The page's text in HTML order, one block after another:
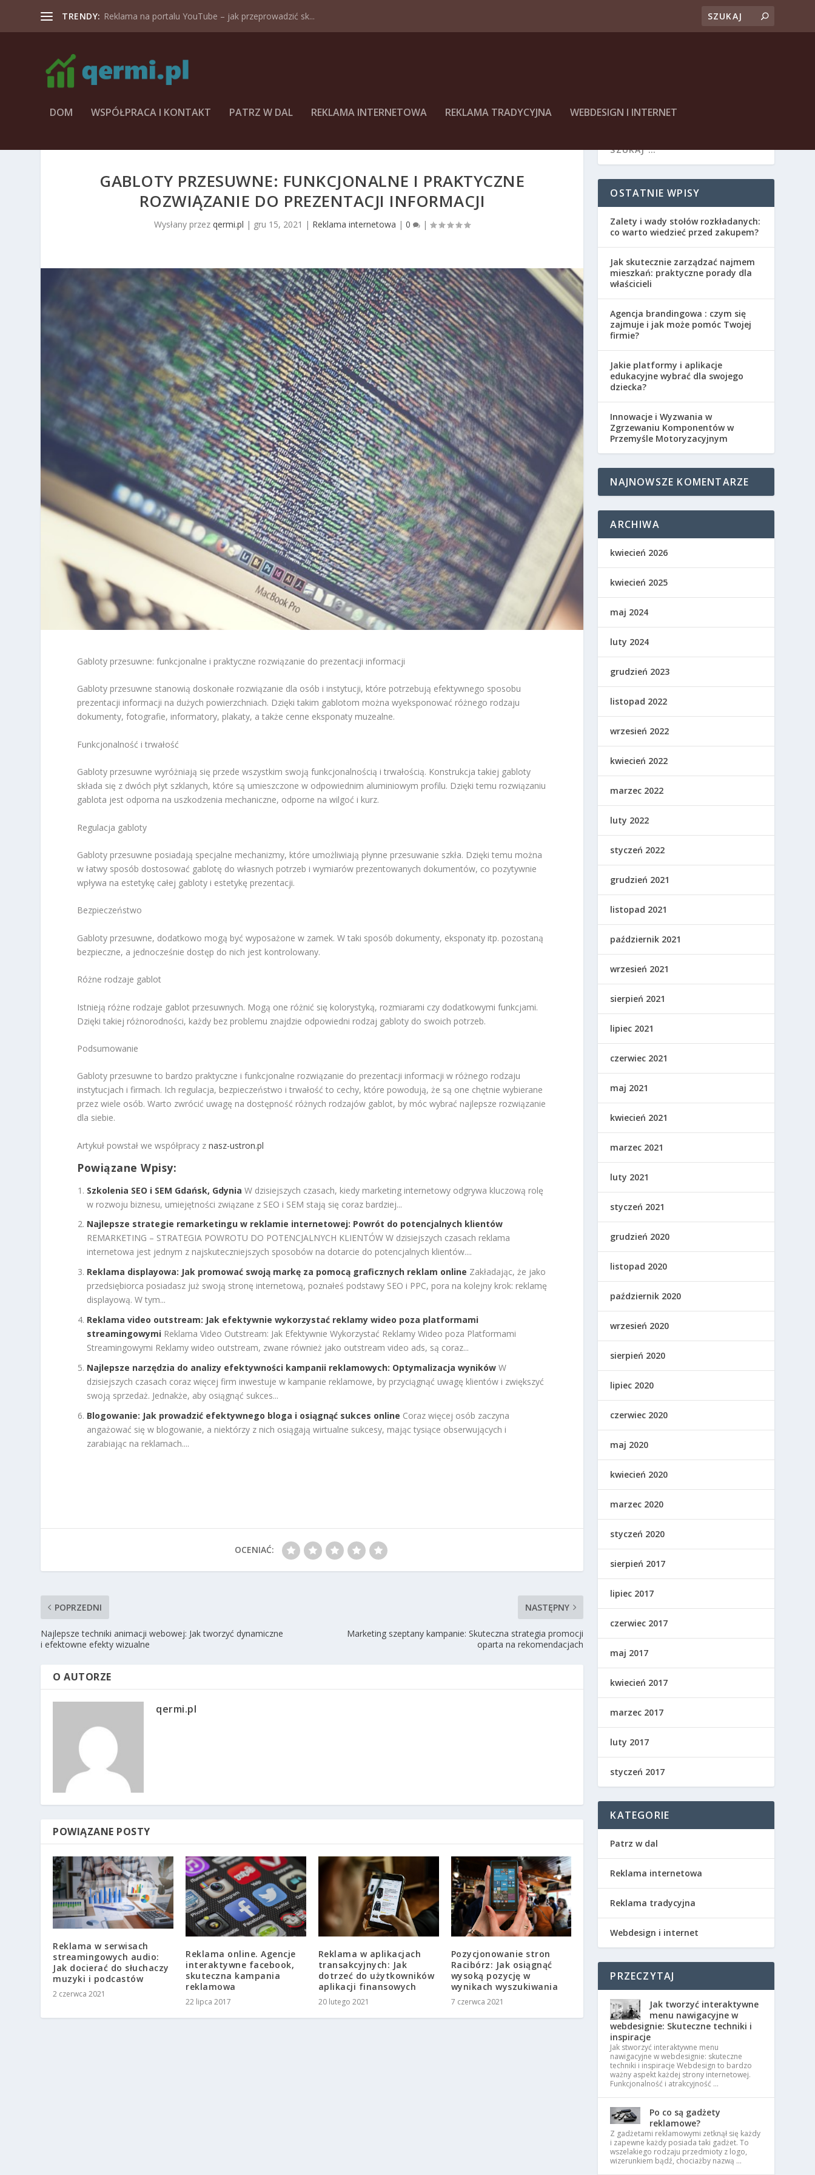
TRENDY: Reklama na portalu YouTube – jak przeprowadzić sk...
DOM WSPÓŁPRACA I KONTAKT PATRZ W DAL REKLAMA INTERNETOWA REKLAMA TRADYCYJNA WEBDESIGN I INTERNET
GABLOTY PRZESUWNE: FUNKCJONALNE I PRAKTYCZNE
ROZWIĄZANIE DO PREZENTACJI INFORMACJI
Wysłany przezqermi.pl | gru 15, 2021 | Reklama internetowa |0 |
Gabloty przesuwne: funkcjonalne i praktyczne rozwiązanie do prezentacji informacji
Gabloty przesuwne stanowią doskonałe rozwiązanie dla osób i instytucji, które potrzebują efektywnego sposobu
prezentacji informacji na dużych powierzchniach. Dzięki takim gablotom można wyeksponować różnego rodzaju
dokumenty, fotografie, informatory, plakaty, a także cenne eksponaty muzealne.
Funkcjonalność i trwałość
Gabloty przesuwne wyróżniają się przede wszystkim swoją funkcjonalnością i trwałością. Konstrukcja takiej gabloty
składa się z dwóch płyt szklanych, które są umieszczone w odpowiednim aluminiowym profilu. Dzięki temu rozwiązaniu
gablota jest odporna na uszkodzenia mechaniczne, odporne na wilgoć i kurz.
Regulacja gabloty
Gabloty przesuwne posiadają specjalne mechanizmy, które umożliwiają płynne przesuwanie szkła. Dzięki temu można
w łatwy sposób dostosować gablotę do własnych potrzeb i wymiarów prezentowanych dokumentów, co pozytywnie
wpływa na estetykę całej gabloty i estetykę prezentacji.
Bezpieczeństwo
Gabloty przesuwne, dodatkowo mogą być wyposażone w zamek. W taki sposób dokumenty, eksponaty itp. pozostaną
bezpieczne, a jednocześnie dostęp do nich jest kontrolowany.
Różne rodzaje gablot
Istnieją różne rodzaje gablot przesuwnych. Mogą one różnić się kolorystyką, rozmiarami czy dodatkowymi funkcjami.
Dzięki takiej różnorodności, każdy bez problemu znajdzie odpowiedni rodzaj gabloty do swoich potrzeb.
Podsumowanie
Gabloty przesuwne to bardzo praktyczne i funkcjonalne rozwiązanie do prezentacji informacji w różnego rodzaju
instytucjach i firmach. Ich regulacja, bezpieczeństwo i trwałość to cechy, które powodują, że są one chętnie wybierane
przez wiele osób. Warto zwrócić uwagę na dostępność różnych rodzajów gablot, by móc wybrać najlepsze rozwiązanie
dla siebie.
Artykuł powstał we współpracy znasz-ustron.pl
Powiązane Wpisy:
Szkolenia SEO i SEM Gdańsk, Gdynia W dzisiejszych czasach, kiedy marketing internetowy odgrywa kluczową rolę
w rozwoju biznesu, umiejętności związane z SEO i SEM stają się coraz bardziej...
Najlepsze strategie remarketingu w reklamie internetowej: Powrót do potencjalnych klientów
REMARKETING – STRATEGIA POWROTU DO POTENCJALNYCH KLIENTÓW W dzisiejszych czasach reklama
internetowa jest jednym z najskuteczniejszych sposobów na dotarcie do potencjalnych klientów....
Reklama displayowa: Jak promować swoją markę za pomocą graficznych reklam online Zakładając, że jako
przedsiębiorca posiadasz już swoją stronę internetową, poznałeś podstawy SEO i PPC, pora na kolejny krok: reklamę
displayową. W tym...
Reklama video outstream: Jak efektywnie wykorzystać reklamy wideo poza platformami
streamingowymi Reklama Video Outstream: Jak Efektywnie Wykorzystać Reklamy Wideo poza Platformami
Streamingowymi Reklamy wideo outstream, zwane również jako outstream video ads, są coraz...
Najlepsze narzędzia do analizy efektywności kampanii reklamowych: Optymalizacja wyników W
dzisiejszych czasach coraz więcej firm inwestuje w kampanie reklamowe, by przyciągnąć uwagę klientów i zwiększyć
swoją sprzedaż. Jednakże, aby osiągnąć sukces...
Blogowanie: Jak prowadzić efektywnego bloga i osiągnąć sukces online Coraz więcej osób zaczyna
angażować się w blogowanie, a niektórzy z nich osiągają wirtualne sukcesy, mając tysiące obserwujących i
zarabiając na reklamach....
OCENIAĆ:
POPRZEDNI
Najlepsze techniki animacji webowej: Jak tworzyć dynamiczne
i efektowne efekty wizualne
NASTĘPNY
Marketing szeptany kampanie: Skuteczna strategia promocji
oparta na rekomendacjach
O AUTORZE
qermi.pl
POWIĄZANE POSTY
Reklama w serwisach
streamingowych audio:
Jak docierać do słuchaczy
muzyki i podcastów
2 czerwca 2021
Reklama online. Agencje
interaktywne facebook,
skuteczna kampania
reklamowa
22 lipca 2017
Reklama w aplikacjach
transakcyjnych: Jak
dotrzeć do użytkowników
aplikacji finansowych
20 lutego 2021
Pozycjonowanie stron
Racibórz: Jak osiągnąć
wysoką pozycję w
wynikach wyszukiwania
7 czerwca 2021
OSTATNIE WPISY
Zalety i wady stołów rozkładanych:
co warto wiedzieć przed zakupem?
Jak skutecznie zarządzać najmem
mieszkań: praktyczne porady dla
właścicieli
Agencja brandingowa : czym się
zajmuje i jak może pomóc Twojej
firmie?
Jakie platformy i aplikacje
edukacyjne wybrać dla swojego
dziecka?
Innowacje i Wyzwania w
Zgrzewaniu Komponentów w
Przemyśle Motoryzacyjnym
NAJNOWSZE KOMENTARZE
ARCHIWA
kwiecień 2026
kwiecień 2025
maj 2024
luty 2024
grudzień 2023
listopad 2022
wrzesień 2022
kwiecień 2022
marzec 2022
luty 2022
styczeń 2022
grudzień 2021
listopad 2021
październik 2021
wrzesień 2021
sierpień 2021
lipiec 2021
czerwiec 2021
maj 2021
kwiecień 2021
marzec 2021
luty 2021
styczeń 2021
grudzień 2020
listopad 2020
październik 2020
wrzesień 2020
sierpień 2020
lipiec 2020
czerwiec 2020
maj 2020
kwiecień 2020
marzec 2020
styczeń 2020
sierpień 2017
lipiec 2017
czerwiec 2017
maj 2017
kwiecień 2017
marzec 2017
luty 2017
styczeń 2017
KATEGORIE
Patrz w dal
Reklama internetowa
Reklama tradycyjna
Webdesign i internet
PRZECZYTAJ
Jak tworzyć interaktywne
menu nawigacyjne w
webdesignie: Skuteczne techniki i
inspiracje
Jak stworzyć interaktywne menu
nawigacyjne w webdesignie: skuteczne
techniki i inspiracje Webdesign to bardzo
ważny aspekt każdej strony internetowej.
Funkcjonalność i atrakcyjność …
Po co są gadżety
reklamowe?
Z gadżetami reklamowymi zetknął się każdy
i zapewne każdy posiada taki gadżet. To
wszelakiego rodzaju przedmioty z logo,
wizerunkiem bądź, chociażby nazwą …